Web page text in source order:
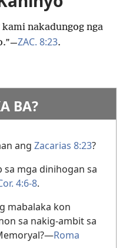
nakadungog nga
ZAC. 8:23.
BA?
ang Zacarias 8:23?
sa mga dinihogan sa
4:6-8.
mabalaka kon
sa nakig-ambit sa
Roma